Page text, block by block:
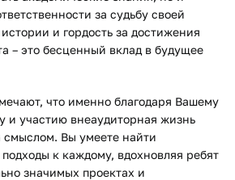
за судьбу своей
и гордость за достижения
– это бесценный вклад в будущее
что именно благодаря Вашему
и участию внеаудиторная жизнь
смыслом. Вы умеете найти
к каждому, вдохновляя ребят
значимых проектах и